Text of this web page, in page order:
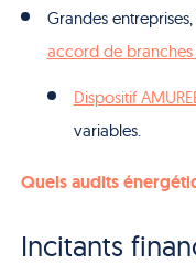
Grandes
accord de branches
Dispositif
variables.
Quels audits
Incitants